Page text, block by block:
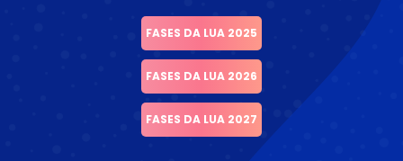
FASES DA LUA 2025
FASES DA LUA 2026
FASES DA LUA 2027